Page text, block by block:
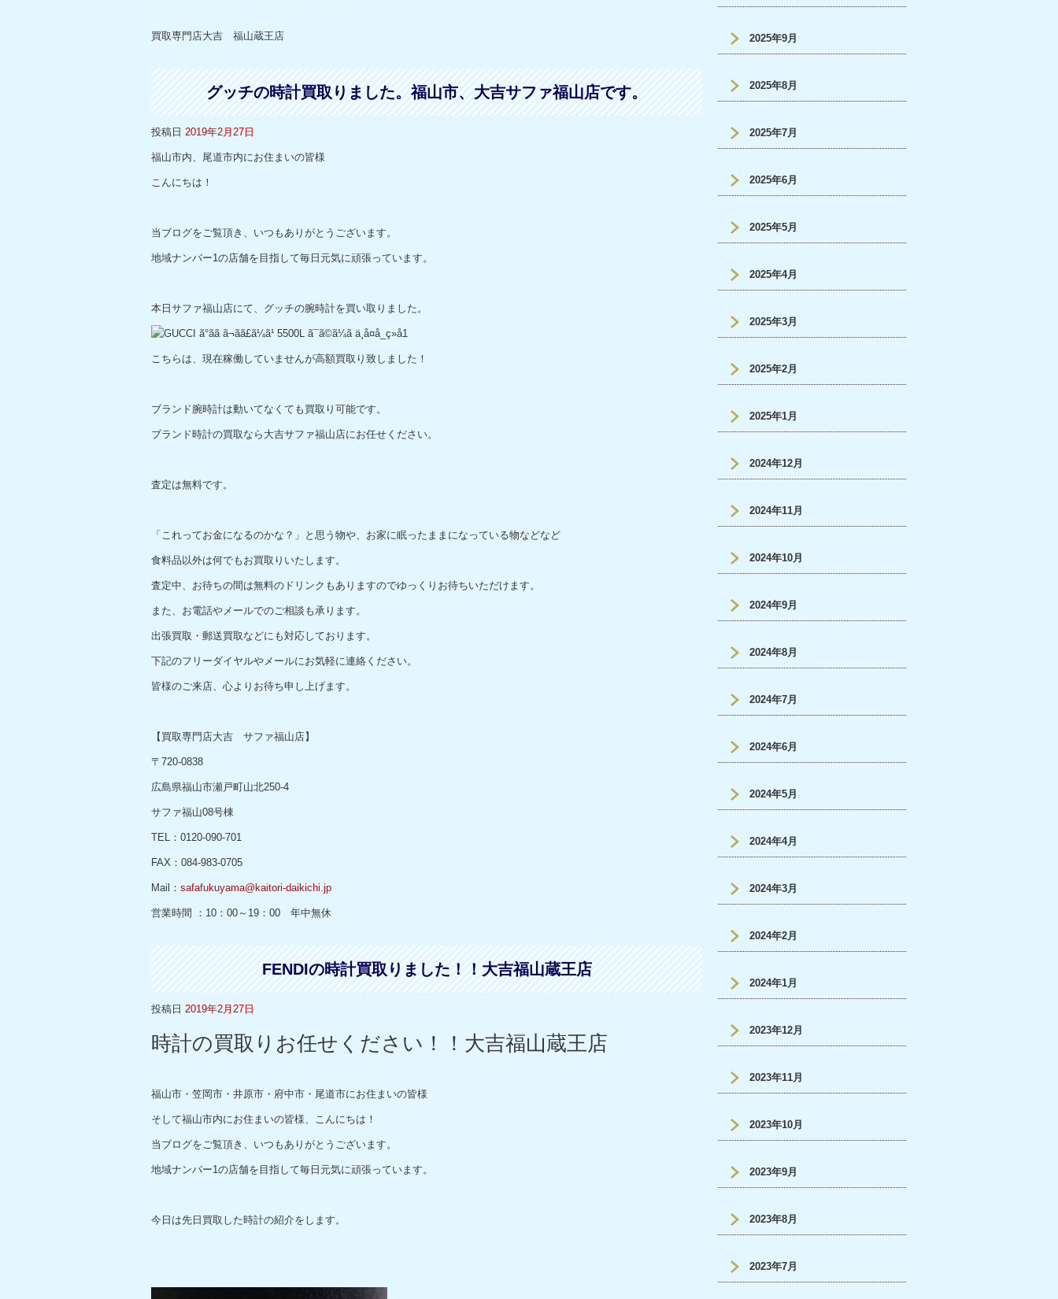
買取専門店大吉 福山蔵王店
グッチの時計買取りました。福山市、大吉サファ福山店です。
投稿日 2019年2月27日
福山市内、尾道市内にお住まいの皆様
こんにちは！
当ブログをご覧頂き、いつもありがとうございます。
地域ナンバー1の店舗を目指して毎日元気に頑張っています。
本日サファ福山店にて、グッチの腕時計を買い取りました。
こちらは、現在稼働していませんが高額買取り致しました！
ブランド腕時計は動いてなくても買取り可能です。
ブランド時計の買取なら大吉サファ福山店にお任せください。
査定は無料です。
「これってお金になるのかな？」と思う物や、お家に眠ったままになっている物などなど
食料品以外は何でもお買取りいたします。
査定中、お待ちの間は無料のドリンクもありますのでゆっくりお待ちいただけます。
また、お電話やメールでのご相談も承ります。
出張買取・郵送買取などにも対応しております。
下記のフリーダイヤルやメールにお気軽に連絡ください。
皆様のご来店、心よりお待ち申し上げます。
【買取専門店大吉 サファ福山店】
〒720-0838
広島県福山市瀬戸町山北250-4
サファ福山08号棟
TEL：0120-090-701
FAX：084-983-0705
Mail： safafukuyama@kaitori-daikichi.jp
営業時間 ：10：00～19：00 年中無休
FENDIの時計買取りました！！大吉福山蔵王店
投稿日 2019年2月27日
時計の買取りお任せください！！大吉福山蔵王店
福山市・笠岡市・井原市・府中市・尾道市にお住まいの皆様
そして福山市内にお住まいの皆様、こんにちは！
当ブログをご覧頂き、いつもありがとうございます。
地域ナンバー1の店舗を目指して毎日元気に頑張っています。
今日は先日買取した時計の紹介をします。
2025年9月
2025年8月
2025年7月
2025年6月
2025年5月
2025年4月
2025年3月
2025年2月
2025年1月
2024年12月
2024年11月
2024年10月
2024年9月
2024年8月
2024年7月
2024年6月
2024年5月
2024年4月
2024年3月
2024年2月
2024年1月
2023年12月
2023年11月
2023年10月
2023年9月
2023年8月
2023年7月